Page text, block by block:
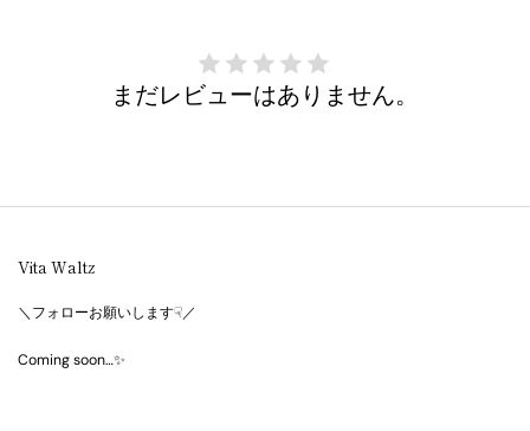
まだレビューはありません。
Vita Waltz
＼フォローお願いします☟／
Coming soon…✨